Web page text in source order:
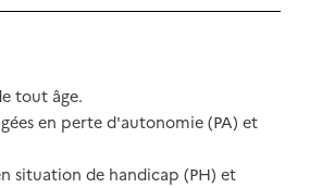
tout âge.
en perte d'autonomie (PA) et
situation de handicap (PH) et